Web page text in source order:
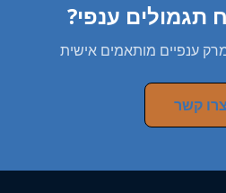
תגמולים ענפי?
ענפיים מותאמים אישית
צרו קשר